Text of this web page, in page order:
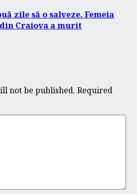
zile să o salveze. Femeia
Craiova a murit
not be published. Required